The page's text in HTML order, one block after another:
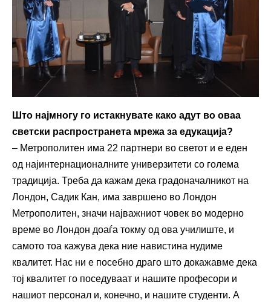
Што најмногу го истакнувате како адут во оваа
светски распространета мрежа за едукација?
– Метрополитен има 22 партнери во светот и е еден
од најинтернационалните универзитети со голема
традиција. Треба да кажам дека градоначалникот на
Лондон, Садик Кан, има завршено во Лондон
Метрополитен, значи најважниот човек во модерно
време во Лондон доаѓа токму од ова училиште, и
самото тоа кажува дека ние навистина нудиме
квалитет. Нас ни е посебно драго што докажавме дека
тој квалитет го поседуваат и нашите професори и
нашиот персонал и, конечно, и нашите студенти. А